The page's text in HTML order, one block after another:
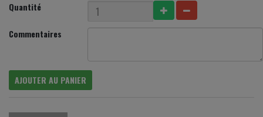
Quantité
Commentaires
AJOUTER AU PANIER